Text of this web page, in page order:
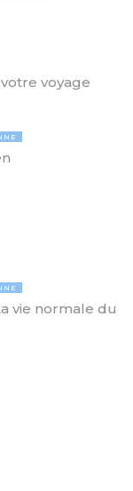
voyage
vie normale du